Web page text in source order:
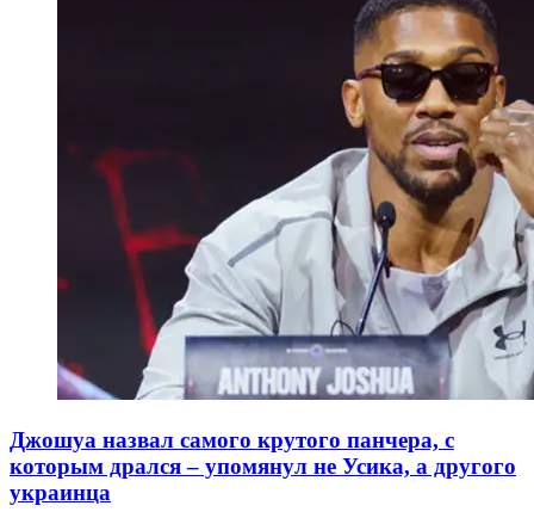
Джошуа назвал самого крутого панчера, с
которым дрался – упомянул не Усика, а другого
украинца